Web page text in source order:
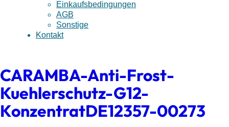
Einkaufsbedingungen
AGB
Sonstige
Kontakt
CARAMBA-Anti-Frost-
Kuehlerschutz-G12-
KonzentratDE12357-00273